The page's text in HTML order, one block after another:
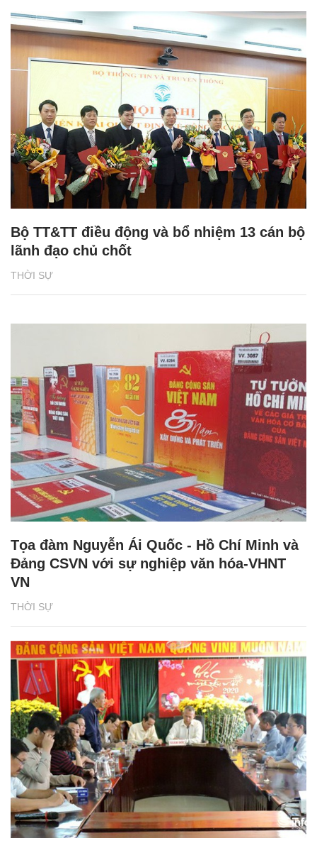
THỜI SỰ
Bộ TT&TT điều động và bổ nhiệm 13 cán bộ
lãnh đạo chủ chốt
THỜI SỰ
Tọa đàm Nguyễn Ái Quốc - Hồ Chí Minh và
Đảng CSVN với sự nghiệp văn hóa-VHNT
VN